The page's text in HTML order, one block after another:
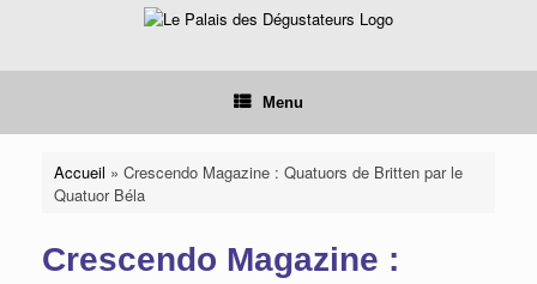
Menu
Accueil » Crescendo Magazine : Quatuors de Britten par le
Quatuor Béla
Crescendo Magazine :